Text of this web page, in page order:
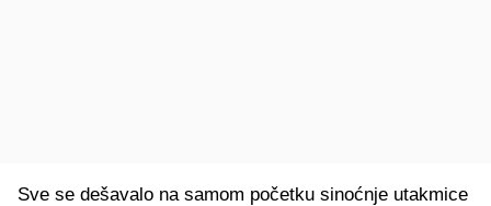
Sve se dešavalo na samom početku sinoćnje utakmice